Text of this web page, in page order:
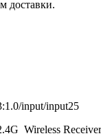
доставки.
input/input25
Wireless